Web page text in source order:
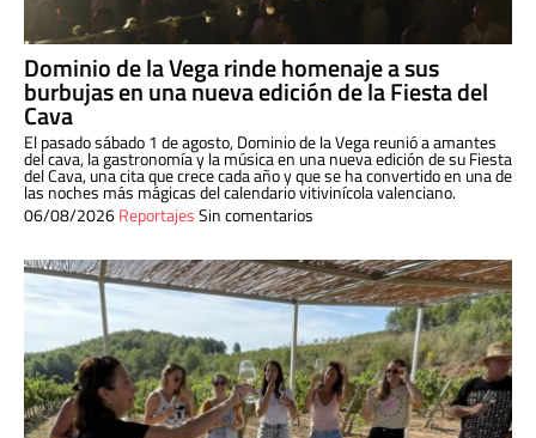
Dominio de la Vega rinde homenaje a sus
burbujas en una nueva edición de la Fiesta del
Cava
El pasado sábado 1 de agosto, Dominio de la Vega reunió a amantes
del cava, la gastronomía y la música en una nueva edición de su Fiesta
del Cava, una cita que crece cada año y que se ha convertido en una de
las noches más mágicas del calendario vitivinícola valenciano.
06/08/2026ReportajesSin comentarios